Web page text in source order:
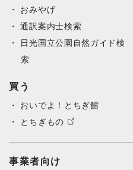
おみやげ
通訳案内士検索
日光国立公園自然ガイド検
索
買う
おいでよ！とちぎ館
とちぎもの
事業者向け